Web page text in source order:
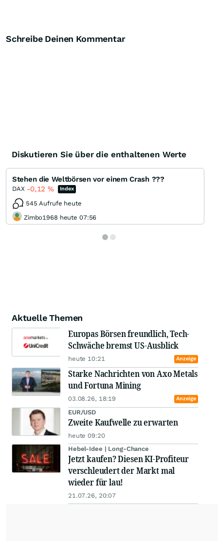
Schreibe Deinen Kommentar
Diskutieren Sie über die enthaltenen Werte
Stehen die Weltbörsen vor einem Crash ???
DAX -0,12 % Index
545 Aufrufe heute
Zimbo1968 heute 07:56
Aktuelle Themen
Europas Börsen freundlich, Tech-
Schwäche bremst US-Ausblick
heute 10:21 Anzeige
Starke Nachrichten von Axo Metals
und Fortuna Mining
03.08.26, 18:19 Anzeige
EUR/USD
Zweite Kaufwelle zu erwarten
heute 09:20
Hebel-Idee | Long-Chance
Jetzt kaufen? Diesen KI-Profiteur
verschleudert der Markt mal
wieder für lau!
21.07.26, 20:07